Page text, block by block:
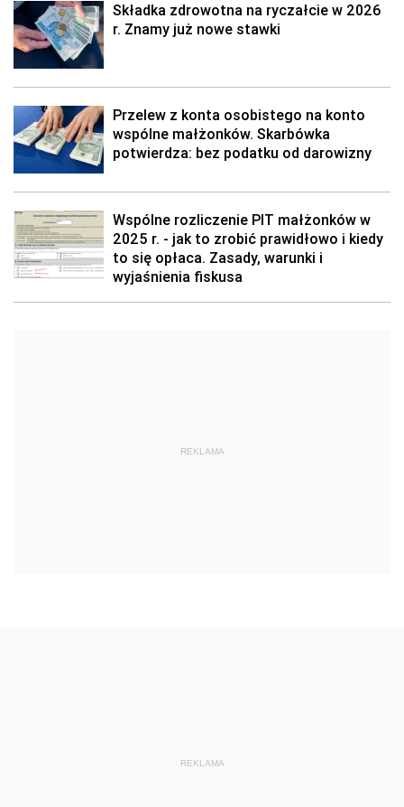
Składka zdrowotna na ryczałcie w 2026
r. Znamy już nowe stawki
Przelew z konta osobistego na konto
wspólne małżonków. Skarbówka
potwierdza: bez podatku od darowizny
Wspólne rozliczenie PIT małżonków w
2025 r. - jak to zrobić prawidłowo i kiedy
to się opłaca. Zasady, warunki i
wyjaśnienia fiskusa
REKLAMA
REKLAMA